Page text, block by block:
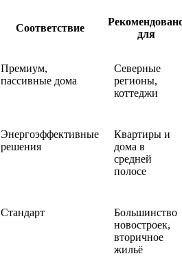
Соответствие
для
Премиум,
пассивные дома
Северные
регионы,
коттеджи
Энергоэффективные
решения
Квартиры и
дома в
средней
полосе
Стандарт
Большинство
новостроек,
вторичное
жильё